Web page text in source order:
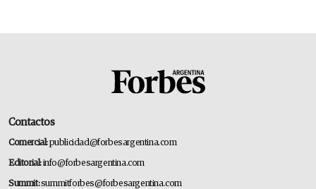
Contactos
Comercial:publicidad@forbesargentina.com
Editorial:info@forbesargentina.com
Summit:summitforbes@forbesargentina.com